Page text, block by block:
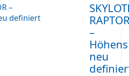
–
neu